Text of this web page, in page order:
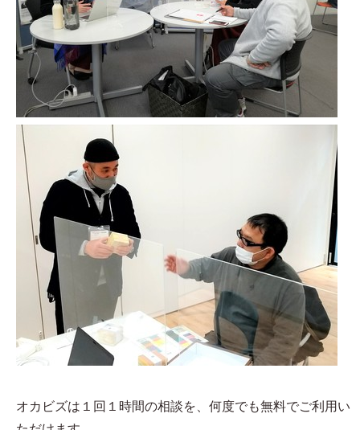
オカビズは１回１時間の相談を、何度でも無料でご利用い